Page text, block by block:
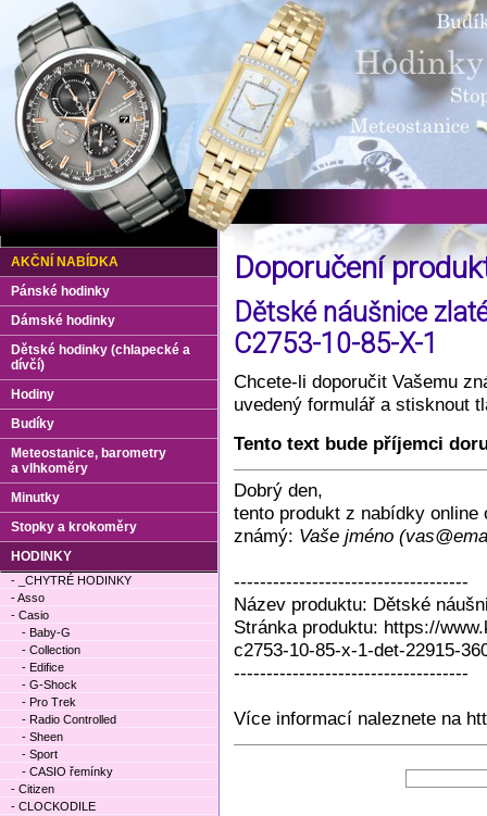
Doporučení
Dětské náušnice
C2753-10-85-X-1
Chcete-li doporučit Vašemu
uvedený formulář a stisknout
Tento text bude příjemci
Dobrý den,
tento produkt z nabídky online
známý: Vaše jméno
------------------------------------
Název produktu: Dětské
Stránka produktu: https://
c2753-10-85-x-1-det-22915-
------------------------------------
Více informací naleznete na
AKČNÍ NABÍDKA
Pánské hodinky
Dámské hodinky
Dětské hodinky (chlapecké a
dívčí)
Hodiny
Budíky
Meteostanice, barometry
a vlhkoměry
Minutky
Stopky a krokoměry
HODINKY
- _CHYTRÉ HODINKY
- Asso
- Casio
- Baby-G
- Collection
- Edifice
- G-Shock
- Pro Trek
- Radio Controlled
- Sheen
- Sport
- CASIO řemínky
- Citizen
- CLOCKODILE